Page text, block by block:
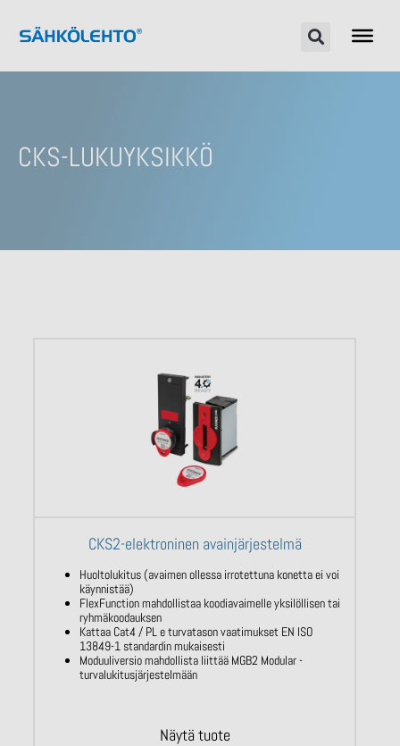
CKS-LUKUYKSIKKÖ
CKS2-elektroninen avainjärjestelmä
Huoltolukitus (avaimen ollessa irrotettuna konetta ei voi
käynnistää)
FlexFunction mahdollistaa koodiavaimelle yksilöllisen tai
ryhmäkoodauksen
Kattaa Cat4 / PL e turvatason vaatimukset EN ISO
13849-1 standardin mukaisesti
Moduuliversio mahdollista liittää MGB2 Modular -
turvalukitusjärjestelmään
Näytä tuote